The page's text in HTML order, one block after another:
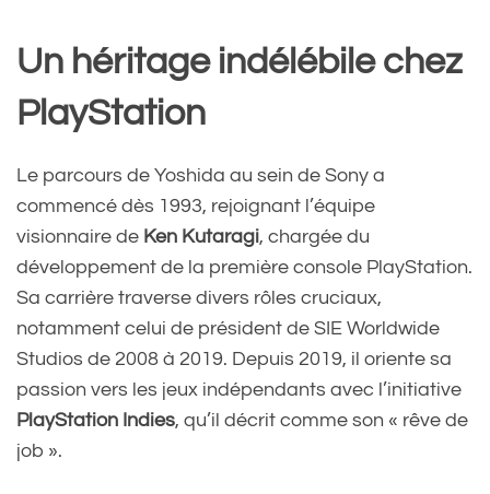
Un héritage indélébile chez
PlayStation
Le parcours de Yoshida au sein de Sony a
commencé dès 1993, rejoignant l’équipe
visionnaire de Ken Kutaragi, chargée du
développement de la première console PlayStation.
Sa carrière traverse divers rôles cruciaux,
notamment celui de président de SIE Worldwide
Studios de 2008 à 2019. Depuis 2019, il oriente sa
passion vers les jeux indépendants avec l’initiative
PlayStation Indies, qu’il décrit comme son « rêve de
job ».